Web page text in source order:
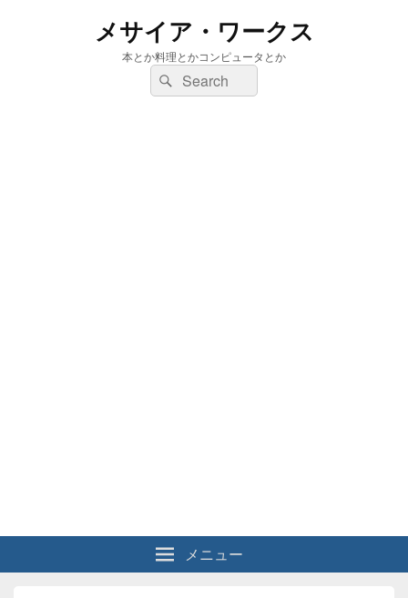
メサイア・ワークス
本とか料理とかコンピュータとか
検
索:
検
索
メニュー